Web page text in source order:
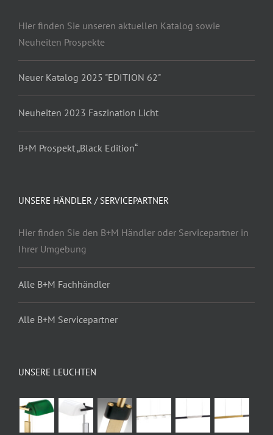
Hier finden Sie unseren aktuellen Katalog sowie
Neuheiten Prospekte
Neuer Katalog 2025 "EDITION 62"
Neuheiten 2023 Faszination Licht
B+M Prospekt „Black Edition“
UNSERE HÄNDLER / SERVICEPARTNER
Hier finden Sie den B+M Händler oder Servicepartner in
Ihrer Umgebung
Alle B+M Fachhändler
Alle B+M Servicepartner
UNSERE LEUCHTEN